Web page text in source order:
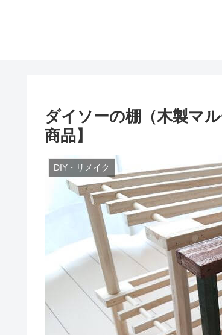
ダイソーの棚（木製マ
商品】
DIY・リメイク